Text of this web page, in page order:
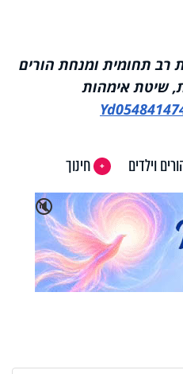
רב תחומית ומנחת הורים
שיטת אימהות
וילדים
חינוך
🔇